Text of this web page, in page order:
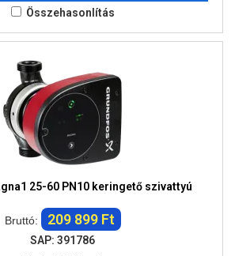
Összehasonlítás
25-60 PN10 keringető szivattyú
Bruttó: 209 899 Ft
SAP: 391786